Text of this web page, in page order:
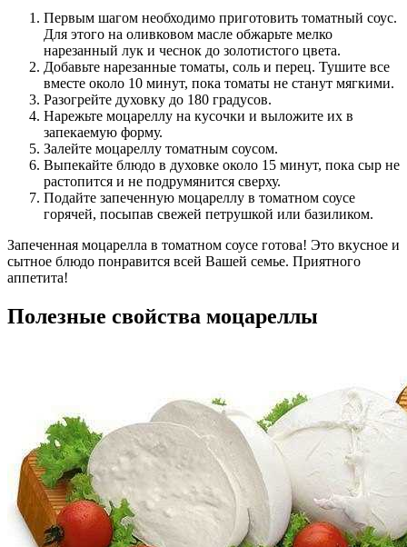
Первым шагом необходимо приготовить томатный соус.
Для этого на оливковом масле обжарьте мелко
нарезанный лук и чеснок до золотистого цвета.
Добавьте нарезанные томаты, соль и перец. Тушите все
вместе около 10 минут, пока томаты не станут мягкими.
Разогрейте духовку до 180 градусов.
Нарежьте моцареллу на кусочки и выложите их в
запекаемую форму.
Залейте моцареллу томатным соусом.
Выпекайте блюдо в духовке около 15 минут, пока сыр не
растопится и не подрумянится сверху.
Подайте запеченную моцареллу в томатном соусе
горячей, посыпав свежей петрушкой или базиликом.
Запеченная моцарелла в томатном соусе готова! Это вкусное и
сытное блюдо понравится всей Вашей семье. Приятного
аппетита!
Полезные свойства моцареллы